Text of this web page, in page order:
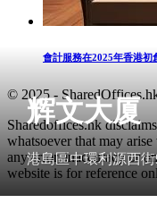
辉文大厦
港島區中環利源西
會計服務在2025年香港初
© 2025 -
Sharedoffices.hk
whatsoever that may
any error, inaccuracy or
website is for reference